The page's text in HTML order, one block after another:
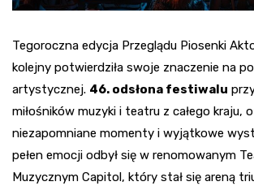
Tegoroczna edycja Przeglądu Piosenki
kolejny potwierdziła swoje znaczenie na
artystycznej. 46. odsłona festiwalu
miłośników muzyki i teatru z całego kraju,
niezapomniane momenty i wyjątkowe
pełen emocji odbył się w renomowanym
Muzycznym Capitol, który stał się areną